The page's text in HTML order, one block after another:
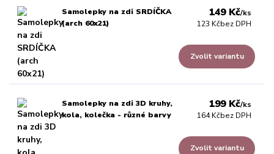
Samolepky na zdi SRDÍČKA
(arch 60x21)
149 Kč/ks
123 Kčbez DPH
Zvolit variantu
Samolepky na zdi 3D kruhy,
kola, kolečka - různé barvy
199 Kč/ks
164 Kčbez DPH
Zvolit variantu